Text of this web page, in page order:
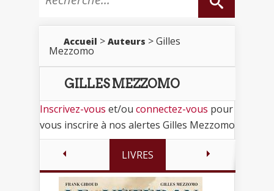
Accueil > Auteurs > Gilles
Mezzomo
GILLES MEZZOMO
Inscrivez-vous et/ou connectez-vous pour
vous inscrire à nos alertes Gilles Mezzomo
LIVRES